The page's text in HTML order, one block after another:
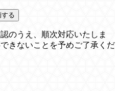
る
のうえ、順次対応いたしま
きないことを予めご了承くだ